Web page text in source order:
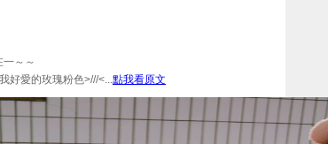
～～
好愛的玫瑰粉色>///<...點我看原文